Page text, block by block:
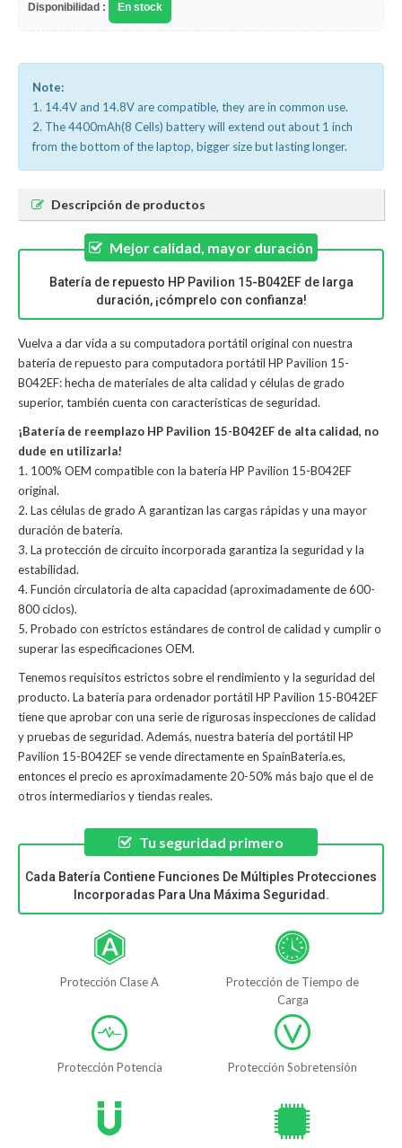
Disponibilidad : En stock
Note:
1. 14.4V and 14.8V are compatible, they are in common use.
2. The 4400mAh(8 Cells) battery will extend out about 1 inch
from the bottom of the laptop, bigger size but lasting longer.
Descripción de productos
Mejor calidad, mayor duración
Batería de repuesto HP Pavilion 15-B042EF de larga
duración, ¡cómprelo con confianza!
Vuelva a dar vida a su computadora portátil original con nuestra
batería de repuesto para computadora portátil HP Pavilion 15-
B042EF: hecha de materiales de alta calidad y células de grado
superior, también cuenta con características de seguridad.
¡Batería de reemplazo HP Pavilion 15-B042EF de alta calidad, no
dude en utilizarla!
1. 100% OEM compatible con la batería HP Pavilion 15-B042EF
original.
2. Las células de grado A garantizan las cargas rápidas y una mayor
duración de batería.
3. La protección de circuito incorporada garantiza la seguridad y la
estabilidad.
4. Función circulatoria de alta capacidad (aproximadamente de 600-
800 ciclos).
5. Probado con estrictos estándares de control de calidad y cumplir o
superar las especificaciones OEM.
Tenemos requisitos estrictos sobre el rendimiento y la seguridad del
producto. La batería para ordenador portátil HP Pavilion 15-B042EF
tiene que aprobar con una serie de rigurosas inspecciones de calidad
y pruebas de seguridad. Además, nuestra batería del portátil HP
Pavilion 15-B042EF se vende directamente en SpainBateria.es,
entonces el precio es aproximadamente 20-50% más bajo que el de
otros intermediarios y tiendas reales.
Tu seguridad primero
Cada Batería Contiene Funciones De Múltiples Protecciones
Incorporadas Para Una Máxima Seguridad.
Protección Clase A
Protección de Tiempo de
Carga
Protección Potencia Protección Sobretensión